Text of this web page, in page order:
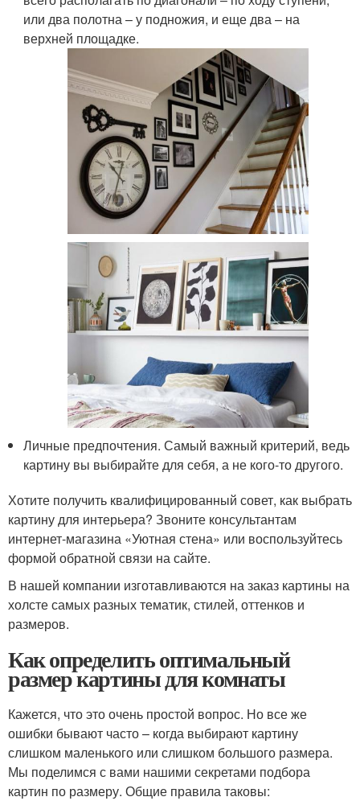
или два полотна – у подножия, и еще два – на
верхней площадке.
Личные предпочтения. Самый важный критерий, ведь
картину вы выбирайте для себя, а не кого-то другого.
Хотите получить квалифицированный совет, как выбрать
картину для интерьера? Звоните консультантам
интернет-магазина «Уютная стена» или воспользуйтесь
формой обратной связи на сайте.
В нашей компании изготавливаются на заказ картины на
холсте самых разных тематик, стилей, оттенков и
размеров.
Как определить оптимальный
размер картины для комнаты
Кажется, что это очень простой вопрос. Но все же
ошибки бывают часто – когда выбирают картину
слишком маленького или слишком большого размера.
Мы поделимся с вами нашими секретами подбора
картин по размеру. Общие правила таковы: